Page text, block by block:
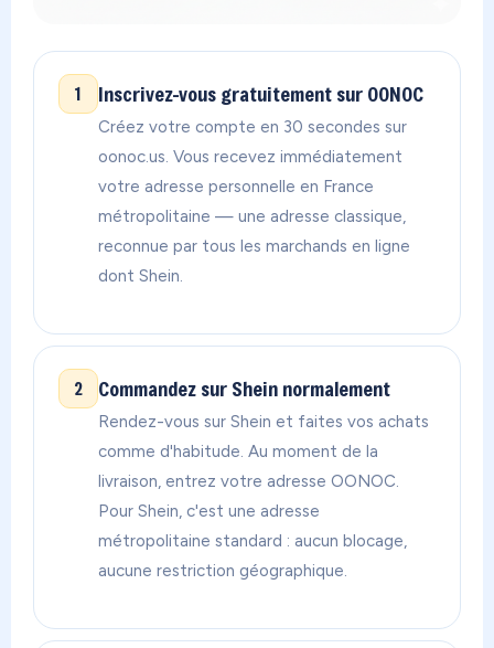
1 Inscrivez-vous gratuitement sur OONOC
Créez votre compte en 30 secondes sur
oonoc.us. Vous recevez immédiatement
votre adresse personnelle en France
métropolitaine — une adresse classique,
reconnue par tous les marchands en ligne
dont Shein.
2 Commandez sur Shein normalement
Rendez-vous sur Shein et faites vos achats
comme d'habitude. Au moment de la
livraison, entrez votre adresse OONOC.
Pour Shein, c'est une adresse
métropolitaine standard : aucun blocage,
aucune restriction géographique.